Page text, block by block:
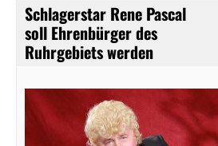
Schlagerstar Rene Pascal
soll Ehrenbürger des
Ruhrgebiets werden